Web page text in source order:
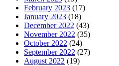
February 2023 (17)
January 2023 (18)
December 2022 (43)
November 2022 (35)
October 2022 (24)
September 2022 (27)
August 2022 (19)